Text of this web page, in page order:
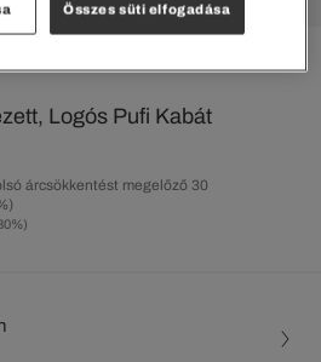
Logós Pufi Kabát
árcsökkentést megelőző 30
Összes süti elfogadása